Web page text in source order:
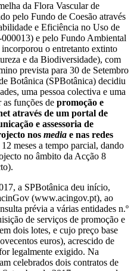
da Flora Vascular de
pelo Fundo de Coesão através
e Eficiência no Uso de
e pelo Fundo Ambiental
o entretanto extinto
e da Biodiversidade), com
prevista para 30 de Setembro
Botânica (SPBotânica) decidiu
uma pessoa colectiva e uma
as funções de promoção e
através de um portal de
e assessoria de
nos media e nas redes
meses a tempo parcial, dando
no âmbito da Acção 8
a SPBotânica deu início,
(www.acingov.pt), ao
prévia a várias entidades n.º
de serviços de promoção e
dois lotes, e cujo preço base
euros), acrescido de
legalmente exigido. Na
celebrados dois contratos de